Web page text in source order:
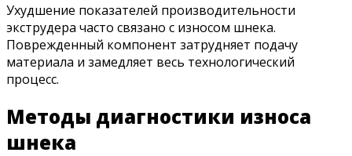
Ухудшение показателей производительности
экструдера часто связано с износом шнека.
Поврежденный компонент затрудняет подачу
материала и замедляет весь технологический
процесс.
Методы диагностики износа
шнека